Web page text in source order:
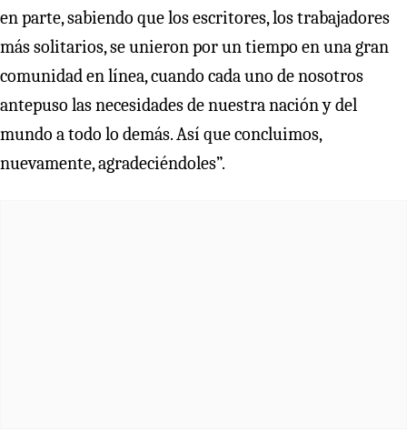
en parte, sabiendo que los escritores, los trabajadores
más solitarios, se unieron por un tiempo en una gran
comunidad en línea, cuando cada uno de nosotros
antepuso las necesidades de nuestra nación y del
mundo a todo lo demás. Así que concluimos,
nuevamente, agradeciéndoles”.